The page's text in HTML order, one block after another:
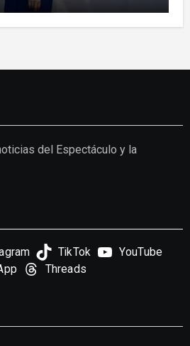
del Espectáculo y la
TikTok
YouTube
Threads